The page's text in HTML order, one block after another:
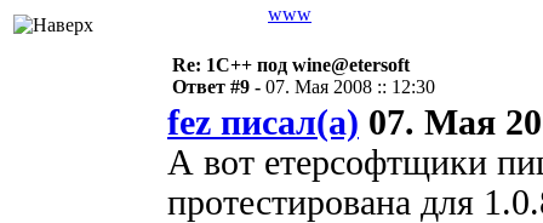
www
Re: 1С++ под wine@etersoft
Ответ #9 - 07. Мая 2008 :: 12:30
fez писал(а) 07. Мая
А вот етерсофтщики
протестирована для